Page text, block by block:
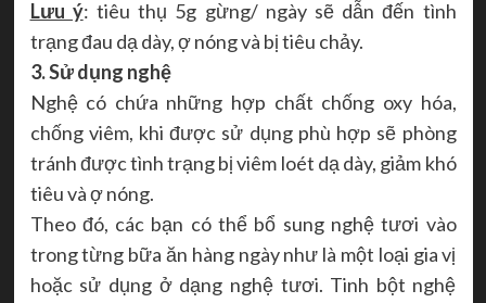
Lưu ý: tiêu thụ 5g gừng/ ngày sẽ dẫn đến tình
trạng đau dạ dày, ợ nóng và bị tiêu chảy.
3. Sử dụng nghệ
Nghệ có chứa những hợp chất chống oxy hóa,
chống viêm, khi được sử dụng phù hợp sẽ phòng
tránh được tình trạng bị viêm loét dạ dày, giảm khó
tiêu và ợ nóng.
Theo đó, các bạn có thể bổ sung nghệ tươi vào
trong từng bữa ăn hàng ngày như là một loại gia vị
hoặc sử dụng ở dạng nghệ tươi. Tinh bột nghệ